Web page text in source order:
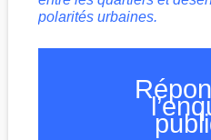
polarités urbaines.